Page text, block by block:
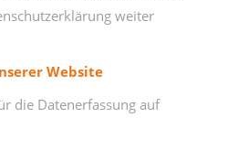
weiter
Website
die Datenerfassung auf